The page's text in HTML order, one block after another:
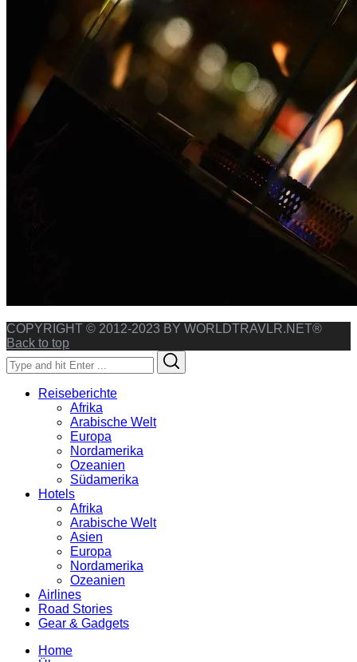
COPYRIGHT © 2012-2023 BY WORLDTRAVLR.NET®
Back to top
Search
for:
Reiseberichte
Afrika
Arabische Welt
Europa
Nordamerika
Ozeanien
Südamerika
Hotels
Afrika
Arabische Welt
Asien
Europa
Nordamerika
Ozeanien
Airlines
Road Stories
Gear & Gadgets
Home